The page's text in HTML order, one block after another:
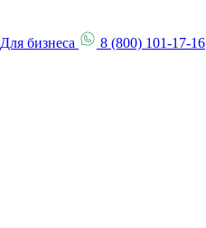
Для бизнеса 8 (800) 101-17-16